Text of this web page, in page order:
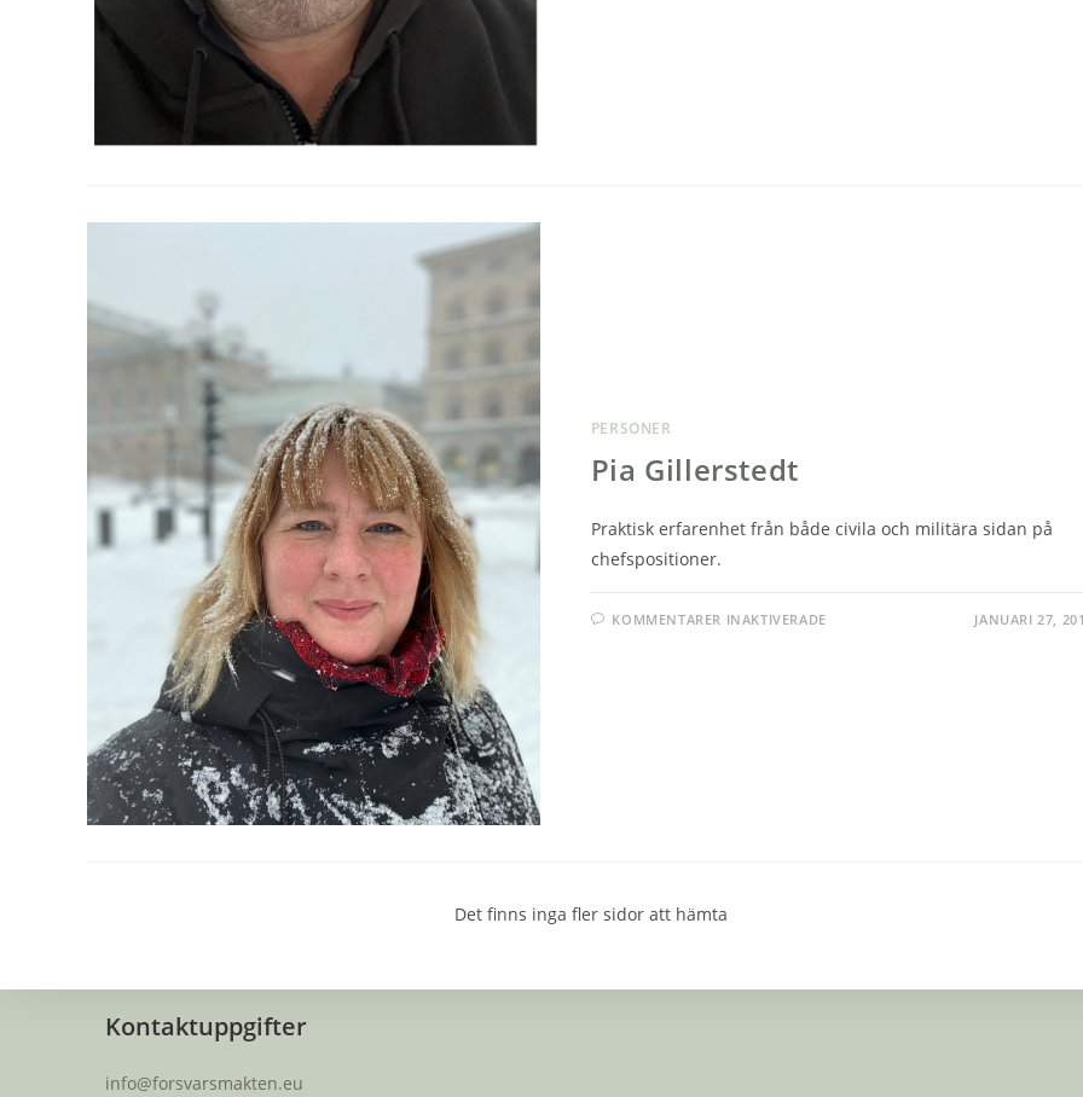
PERSONER
Pia Gillerstedt
Praktisk erfarenhet från både civila och militära sidan på
chefspositioner.
KOMMENTARER INAKTIVERADEFÖR JANUARI 27,
Det finns inga fler sidor att hämta
Kontaktuppgifter
info@forsvarsmakten.eu